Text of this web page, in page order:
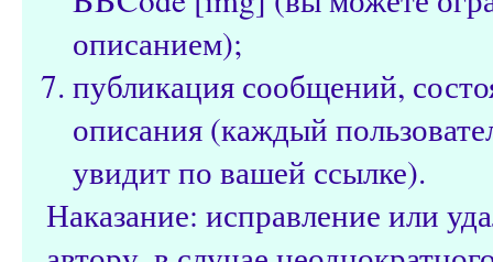
описанием);
публикация сообщений,
описания (каждый
увидит по вашей ссылке).
Наказание: исправление или